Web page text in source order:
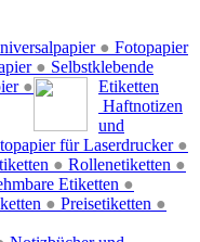
●
●
●
Fotopapier
für Laserdrucker ●
Selbstklebende
Etiketten
● Rollenetiketten ●
Etiketten ●
● Preisetiketten ●
Haftnotizen
und